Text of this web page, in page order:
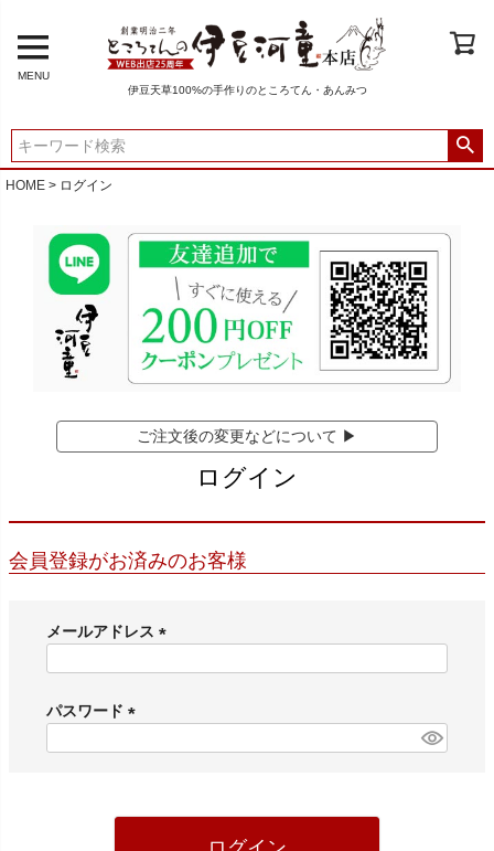
MENU
伊豆天草100%の手作りのところてん・あんみつ
HOME ログイン
ご注文後の変更などについて ▶
ログイン
会員登録がお済みのお客様
メールアドレス
)
パスワード